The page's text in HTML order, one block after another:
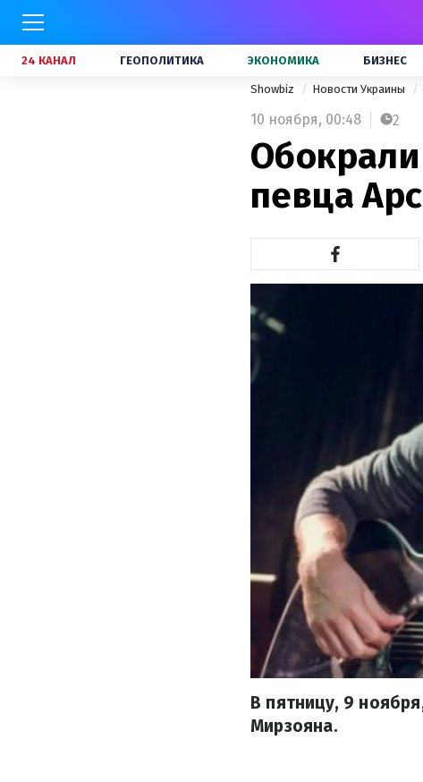
24 КАНАЛ ГЕОПОЛИТИКА ЭКОНОМИКА БИЗНЕС
Showbiz Новости Украины
10 ноября, 00:48 2
певца
В пятницу, 9
Мирзояна.